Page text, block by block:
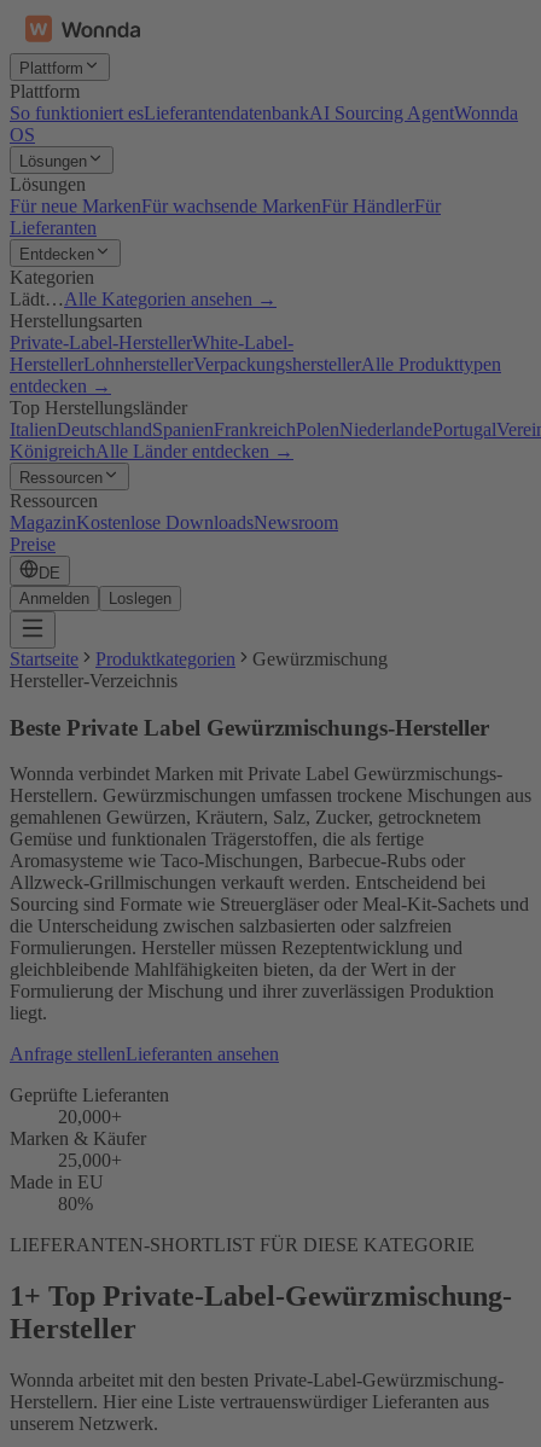
Plattform
Plattform
So funktioniert esLieferantendatenbankAI Sourcing AgentWonnda
OS
Lösungen
Lösungen
Für neue MarkenFür wachsende MarkenFür HändlerFür
Lieferanten
Entdecken
Kategorien
Lädt…Alle Kategorien ansehen →
Herstellungsarten
Private-Label-HerstellerWhite-Label-
HerstellerLohnherstellerVerpackungsherstellerAlle Produkttypen
entdecken →
Top Herstellungsländer
ItalienDeutschlandSpanienFrankreichPolenNiederlandePortugal
KönigreichAlle Länder entdecken →
Ressourcen
Ressourcen
MagazinKostenlose DownloadsNewsroom
Preise
DE
Anmelden
Loslegen
Startseite Produktkategorien
Gewürzmischung
Hersteller-Verzeichnis
Beste Private Label Gewürzmischungs-Hersteller
Wonnda verbindet Marken mit Private Label Gewürzmischungs-
Herstellern. Gewürzmischungen umfassen trockene Mischungen aus
gemahlenen Gewürzen, Kräutern, Salz, Zucker, getrocknetem
Gemüse und funktionalen Trägerstoffen, die als fertige
Aromasysteme wie Taco-Mischungen, Barbecue-Rubs oder
Allzweck-Grillmischungen verkauft werden. Entscheidend bei
Sourcing sind Formate wie Streuergläser oder Meal-Kit-Sachets und
die Unterscheidung zwischen salzbasierten oder salzfreien
Formulierungen. Hersteller müssen Rezeptentwicklung und
gleichbleibende Mahlfähigkeiten bieten, da der Wert in der
Formulierung der Mischung und ihrer zuverlässigen Produktion
liegt.
Anfrage stellenLieferanten ansehen
Geprüfte Lieferanten
20,000+
Marken & Käufer
25,000+
Made in EU
80%
LIEFERANTEN-SHORTLIST FÜR DIESE KATEGORIE
1+ Top Private-Label-Gewürzmischung-
Hersteller
Wonnda arbeitet mit den besten Private-Label-Gewürzmischung-
Herstellern. Hier eine Liste vertrauenswürdiger Lieferanten aus
unserem Netzwerk.